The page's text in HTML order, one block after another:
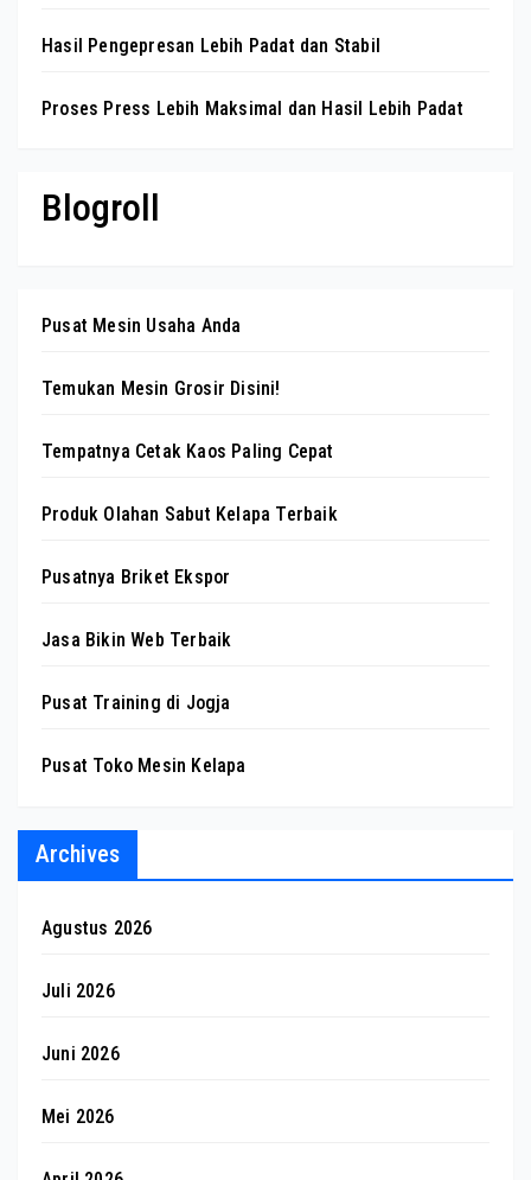
Hasil Pengepresan Lebih Padat dan Stabil
Proses Press Lebih Maksimal dan Hasil Lebih Padat
Blogroll
Pusat Mesin Usaha Anda
Temukan Mesin Grosir Disini!
Tempatnya Cetak Kaos Paling Cepat
Produk Olahan Sabut Kelapa Terbaik
Pusatnya Briket Ekspor
Jasa Bikin Web Terbaik
Pusat Training di Jogja
Pusat Toko Mesin Kelapa
Archives
Agustus 2026
Juli 2026
Juni 2026
Mei 2026